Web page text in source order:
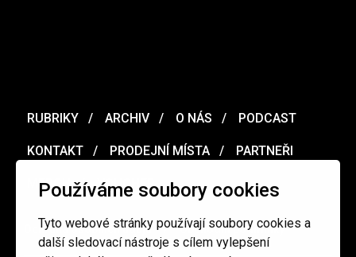
Používáme soubory cookies
Tyto webové stránky používají soubory cookies a
další sledovací nástroje s cílem vylepšení
RUBRIKY ARCHIV O NÁS PODCAST
KONTAKT PRODEJNÍ MÍSTA PARTNEŘI
MERCH VOUCHER
Ochrana osobních údajů / Obchodní podmínky